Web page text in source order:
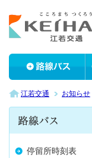
江若交通 お知らせ
停留所時刻表